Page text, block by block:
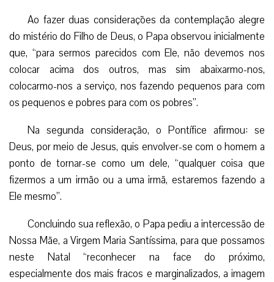
Ao fazer duas considerações da contemplação alegre
do mistério do Filho de Deus, o Papa observou inicialmente
que, “para sermos parecidos com Ele, não devemos nos
colocar acima dos outros, mas sim abaixarmo-nos,
colocarmo-nos a serviço, nos fazendo pequenos para com
os pequenos e pobres para com os pobres”.
Na segunda consideração, o Pontífice afirmou: se
Deus, por meio de Jesus, quis envolver-se com o homem a
ponto de tornar-se como um dele, “qualquer coisa que
fizermos a um irmão ou a uma irmã, estaremos fazendo a
Ele mesmo”.
Concluindo sua reflexão, o Papa pediu a intercessão de
Nossa Mãe, a Virgem Maria Santíssima, para que possamos
neste Natal “reconhecer na face do próximo,
especialmente dos mais fracos e marginalizados, a imagem